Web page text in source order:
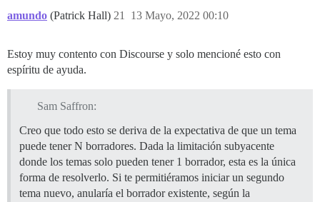
amundo (Patrick Hall) 13 Mayo, 2022 00:10
21
Estoy muy contento con Discourse y solo mencioné esto con
espíritu de ayuda.
Sam Saffron:
Creo que todo esto se deriva de la expectativa de que un tema
puede tener N borradores. Dada la limitación subyacente
donde los temas solo pueden tener 1 borrador, esta es la única
forma de resolverlo. Si te permitiéramos iniciar un segundo
tema nuevo, anularía el borrador existente, según la